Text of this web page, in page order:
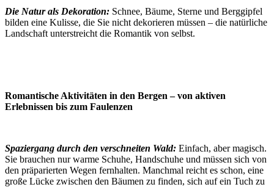
Die Natur als Dekoration: Schnee, Bäume, Sterne und Berggipfel
bilden eine Kulisse, die Sie nicht dekorieren müssen – die natürliche
Landschaft unterstreicht die Romantik von selbst.
Romantische Aktivitäten in den Bergen – von aktiven
Erlebnissen bis zum Faulenzen
Spaziergang durch den verschneiten Wald: Einfach, aber magisch.
Sie brauchen nur warme Schuhe, Handschuhe und müssen sich von
den präparierten Wegen fernhalten. Manchmal reicht es schon, eine
große Lücke zwischen den Bäumen zu finden, sich auf ein Tuch zu